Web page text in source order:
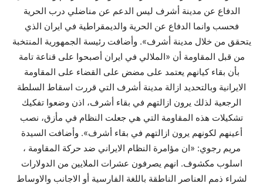
الدفاع عن مدينة أشرف ليس الدعم عن مناضلي درب الحرية
فحسب وانما الدفاع عن الحرية والديمقراطية في ايران الذي
يتحقق من خلال مدينة أشرف». وأضافت رئيسة الجمهورية المنتخبة
من قبل المقاومة أن «الملالي في ايران أصبحوا على قناعة تامة
بأن بقاء كيانهم يعتمد على مضض على القضاء على المقاومة
الايرانية وبالتحديد ازالة مدينة أشرف التي قررت اسقاط السلطة
الرجعية لذلك يرون ازالتهم في بقاء أشرف، اذن وضعوا تفكيك
تشكيلات هذه المقاومة التي هي جعلت النظام في مأزق، نصب
أعينهم لكونهم يرون ازالتهم في بقاء أشرف». وأضافت السيدة
مريم رجوي: «ان مؤامرة النظام الايراني ضد حركة المقاومة ،
اسلوب مكشوف. انهم يصرفون عشرات الملايين من الدولارات
لشراء ذمم العناصر الناطقة باللغة الفارسية أو الاجانب والاوساط